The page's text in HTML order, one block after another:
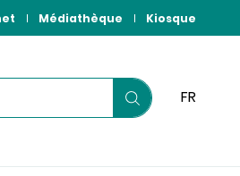
Médiathèque Kiosque
Lancer
FR